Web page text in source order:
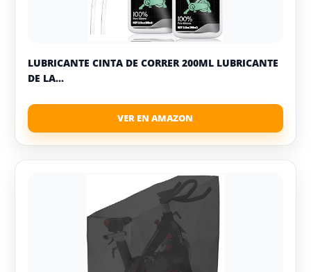
LUBRICANTE CINTA DE CORRER 200ML LUBRICANTE
DE LA...